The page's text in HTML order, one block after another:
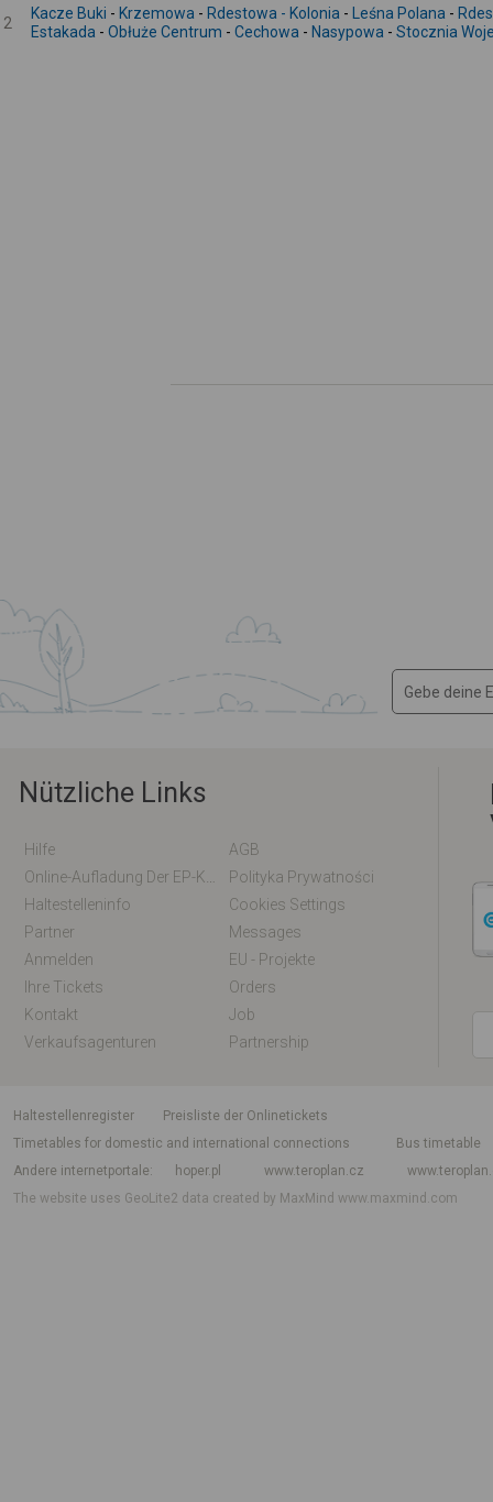
2
Kacze Buki - Krzemowa - Rdestowa - Kolonia - Leśna Polana -
Estakada - Obłuże Centrum - Cechowa - Nasypowa - Stocznia
Nützliche Links
Hilfe
AGB
Polityka Prywatności
Haltestelleninfo
Cookies Settings
Partner
Messages
Anmelden
EU - Projekte
Ihre Tickets
Orders
Kontakt
Job
Verkaufsagenturen
Partnership
Haltestellenregister
Preisliste der Onlinetickets
Timetables for domestic and international connections
Bus timetable
Andere internetportale
hoper.pl www.teroplan.cz
The website uses GeoLite2 data created by MaxMindwww.maxmind.com